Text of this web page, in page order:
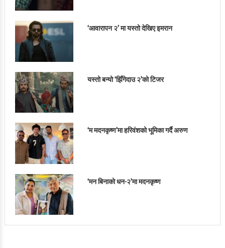
‘आवारापन २’ मा यस्तो देखिए इमरान
यस्तो बन्यो ‘झिँगेदाउ २’को टिजर
‘म मदनकृष्ण’मा हरिवंशको भूमिका गर्दै अरुण
‘मन बिनाको धन-२’मा मदनकृष्ण